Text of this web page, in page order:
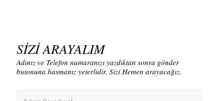
SİZİ ARAYALIM
Adınız ve Telefon numaranızı yazdıktan sonra gönder
butonuna basmanız yeterlidir. Sizi Hemen arayacağız.